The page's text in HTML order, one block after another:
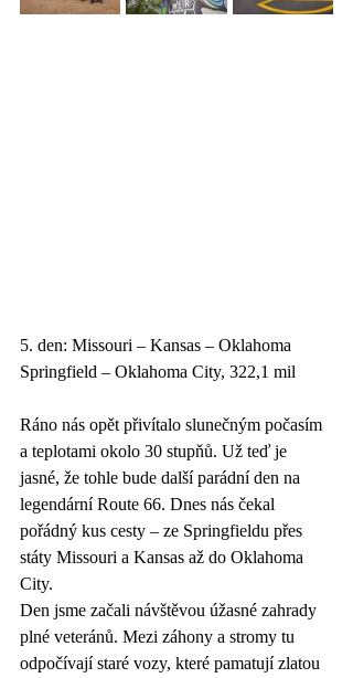
5. den: Missouri – Kansas – Oklahoma
Springfield – Oklahoma City, 322,1 mil
Ráno nás opět přivítalo slunečným počasím
a teplotami okolo 30 stupňů. Už teď je
jasné, že tohle bude další parádní den na
legendární Route 66. Dnes nás čekal
pořádný kus cesty – ze Springfieldu přes
státy Missouri a Kansas až do Oklahoma
City.
Den jsme začali návštěvou úžasné zahrady
plné veteránů. Mezi záhony a stromy tu
odpočívají staré vozy, které pamatují zlatou